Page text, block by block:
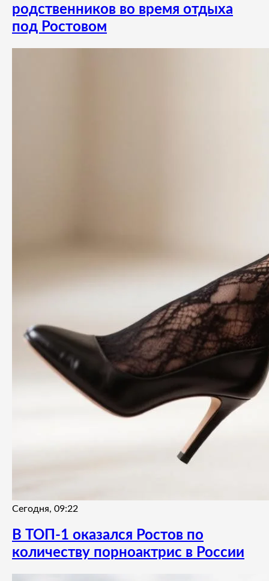
родственников во время отдыха
под Ростовом
Сегодня, 09:22
В ТОП-1 оказался Ростов по
количеству порноактрис в России